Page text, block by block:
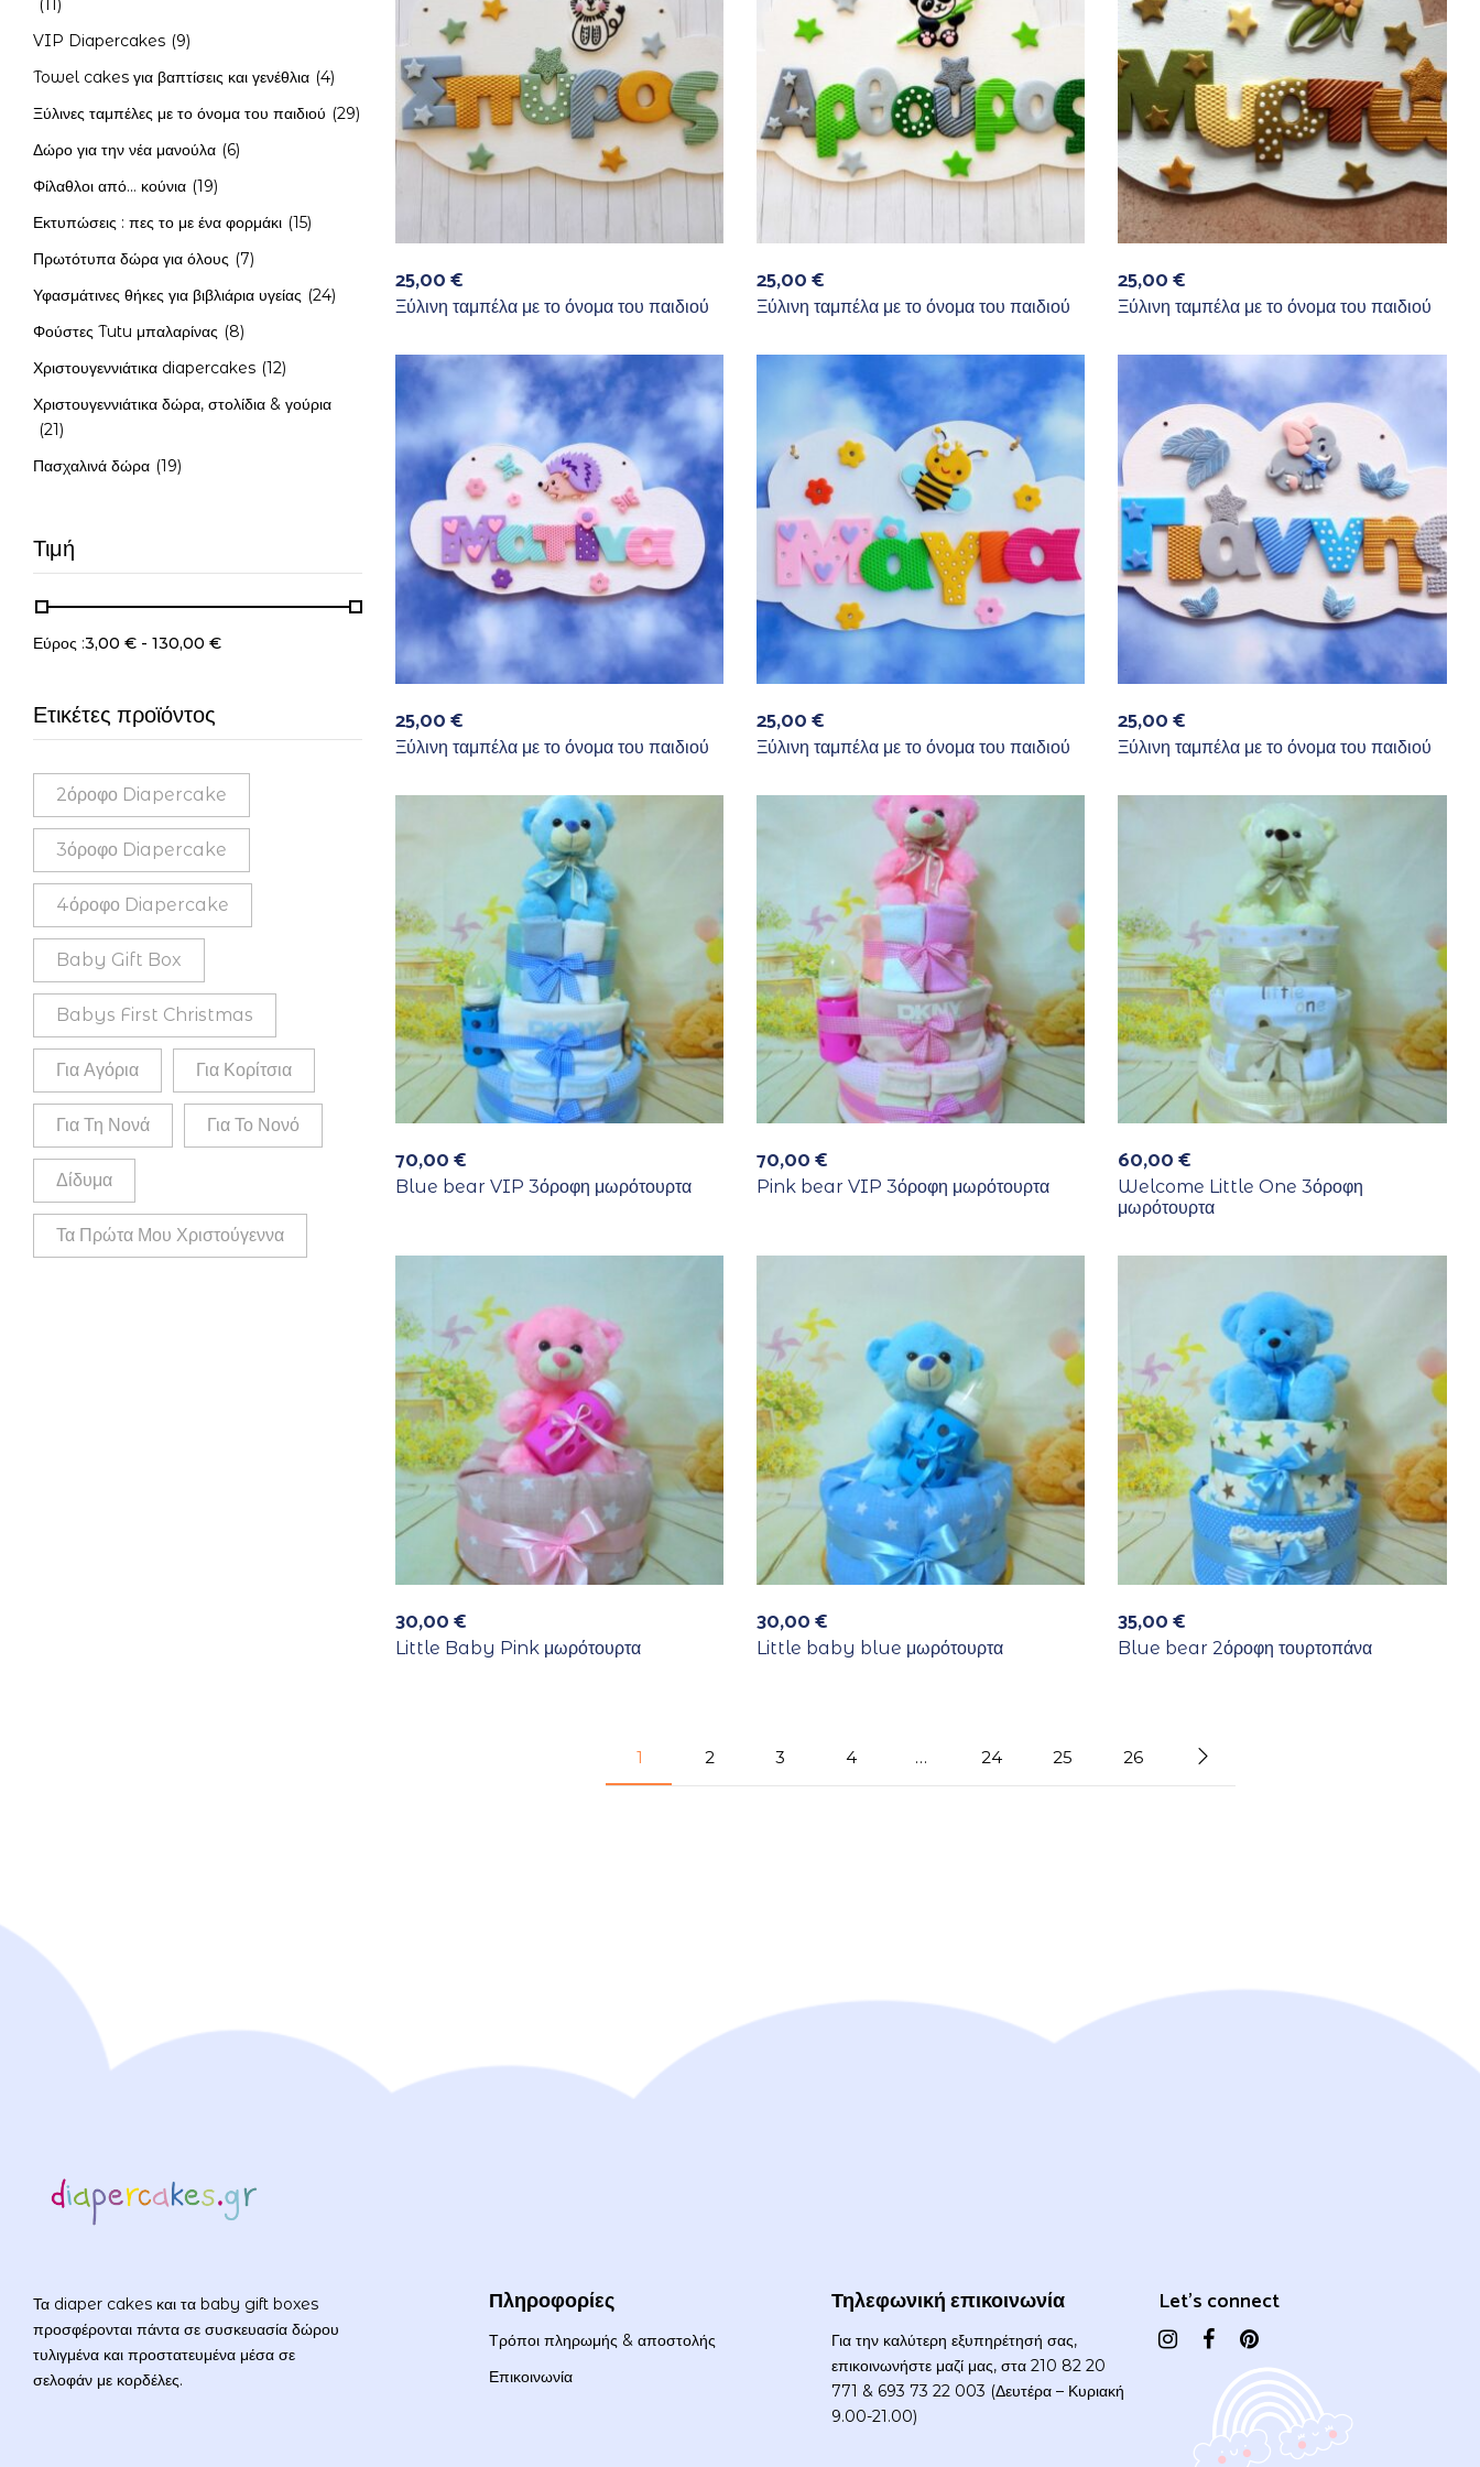
(11)
VIP Diapercakes (9)
Towel cakes για βαπτίσεις και γενέθλια (4)
Ξύλινες ταμπέλες με το όνομα του παιδιού (29)
Δώρο για την νέα μανούλα (6)
Φίλαθλοι από... κούνια (19)
Εκτυπώσεις : πες το με ένα φορμάκι (15)
Πρωτότυπα δώρα για όλους (7)
Υφασμάτινες θήκες για βιβλιάρια υγείας (24)
Φούστες Tutu μπαλαρίνας (8)
Χριστουγεννιάτικα diapercakes (12)
Χριστουγεννιάτικα δώρα, στολίδια & γούρια
(21)
Πασχαλινά δώρα (19)
Τιμή
Εύρος :3,00 € - 130,00 €
Ετικέτες προϊόντος
2όροφο Diapercake
3όροφο Diapercake
4όροφο Diapercake
Baby Gift Box
Babys First Christmas
Για Αγόρια Για Κορίτσια
Για Τη Νονά Για Το Νονό
Δίδυμα
Τα Πρώτα Μου Χριστούγεννα
25,00€
Ξύλινη ταμπέλα με το όνομα του παιδιού
25,00€
Ξύλινη ταμπέλα με το όνομα του παιδιού
25,00€
Ξύλινη ταμπέλα με το όνομα του παιδιού
25,00€
Ξύλινη ταμπέλα με το όνομα του παιδιού
25,00€
Ξύλινη ταμπέλα με το όνομα του παιδιού
25,00€
Ξύλινη ταμπέλα με το όνομα του παιδιού
70,00€
Blue bear VIP 3όροφη μωρότουρτα
70,00€
Pink bear VIP 3όροφη μωρότουρτα
60,00€
Welcome Little One 3όροφη
μωρότουρτα
30,00€
Little Baby Pink μωρότουρτα
30,00€
Little baby blue μωρότουρτα
35,00€
Blue bear 2όροφη τουρτοπάνα
1 2 3 4 … 24 25 26
Τα diaper cakes και τα baby gift boxes
προσφέρονται πάντα σε συσκευασία δώρου
τυλιγμένα και προστατευμένα μέσα σε
σελοφάν με κορδέλες.
Πληροφορίες
Τρόποι πληρωμής & αποστολής
Επικοινωνία
Τηλεφωνική επικοινωνία
Για την καλύτερη εξυπηρέτησή σας,
επικοινωνήστε μαζί μας, στα 210 82 20
771 & 693 73 22 003 (Δευτέρα – Κυριακή
9.00-21.00)
Let's connect